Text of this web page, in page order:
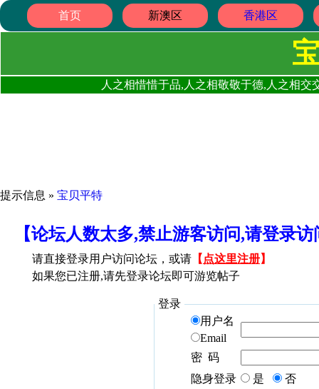
首页 新澳区 香港区
人之相惜惜于品,人之相敬敬于德,人之相
提示信息 » 宝贝平特
【论坛人数太多,禁止游客访问,请登录
请直接登录用户访问论坛，或请 【 点这里注册】
如果您已注册,请先登录论坛即可游览帖子
登录
用户名
Email
密 码
隐身登录
是 否